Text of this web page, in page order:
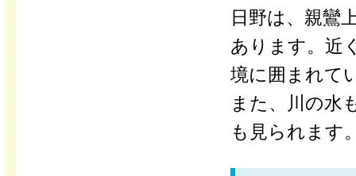
日野は、親鸞
あります。近
境に囲まれて
また、川の水
も見られます